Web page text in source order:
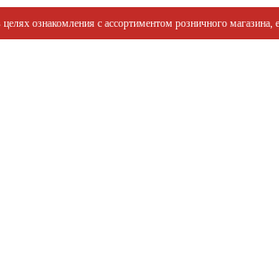
ознакомления с ассортиментом розничного магазина,